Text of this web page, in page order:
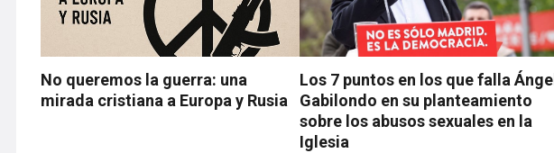
No queremos la guerra: una
mirada cristiana a Europa y Rusia
Los 7 puntos en los que falla Ángel
Gabilondo en su planteamiento
sobre los abusos sexuales en la
Iglesia